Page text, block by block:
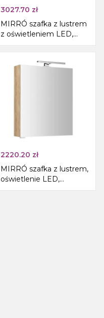
3027.70 zł
MIRRÓ szafka z lustrem
z oświetleniem LED,
90x70x16cm, dąb
Alabama
2220.20 zł
MIRRÓ szafka z lustrem,
oświetlenie LED,
60x70x16cm, lewa/prawa,